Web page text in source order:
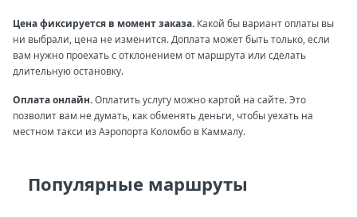
Цена фиксируется в момент заказа. Какой бы вариант оплаты вы
ни выбрали, цена не изменится. Доплата может быть только, если
вам нужно проехать с отклонением от маршрута или сделать
длительную остановку.
Оплата онлайн.Оплатить услугу можно картой на сайте. Это
позволит вам не думать, как обменять деньги, чтобы уехать на
местном такси из Аэропорта Коломбо в Каммалу.
Популярные маршруты